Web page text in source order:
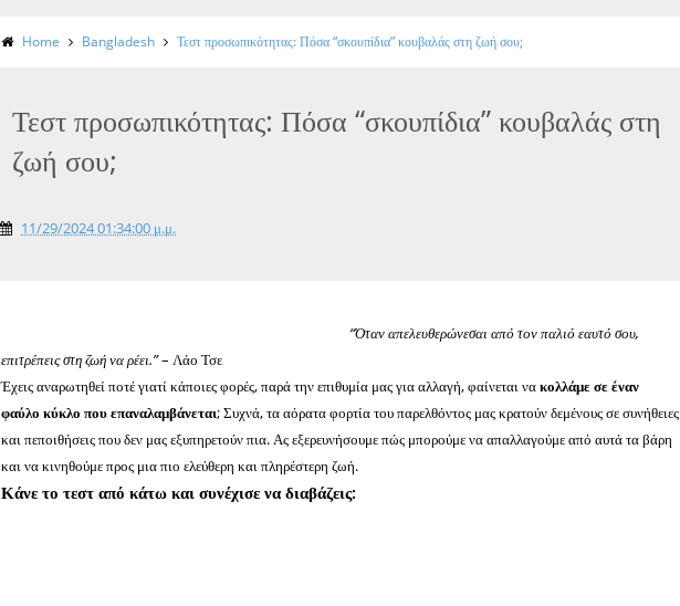
Home Bangladesh Τεστ προσωπικότητας: Πόσα “σκουπίδια” κουβαλάς στη ζωή σου;
Τεστ προσωπικότητας: Πόσα “σκουπίδια” κουβαλάς στη
ζωή σου;
11/29/2024 01:34:00 μ.μ.
“Όταν απελευθερώνεσαι από τον παλιό εαυτό σου,
επιτρέπεις στη ζωή να ρέει.”– Λάο Τσε
Έχεις αναρωτηθεί ποτέ γιατί κάποιες φορές, παρά την επιθυμία μας για αλλαγή, φαίνεται νακολλάμε σε έναν
φαύλο κύκλο που επαναλαμβάνεται; Συχνά, τα αόρατα φορτία του παρελθόντος μας κρατούν δεμένους σε συνήθειες
και πεποιθήσεις που δεν μας εξυπηρετούν πια. Ας εξερευνήσουμε πώς μπορούμε να απαλλαγούμε από αυτά τα βάρη
και να κινηθούμε προς μια πιο ελεύθερη και πληρέστερη ζωή.
Κάνε το τεστ από κάτω και συνέχισε να διαβάζεις: